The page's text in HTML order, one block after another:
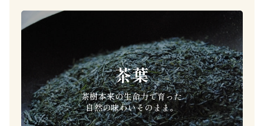
茶葉
茶樹本来の生命力で育った
自然の味わいそのまま。